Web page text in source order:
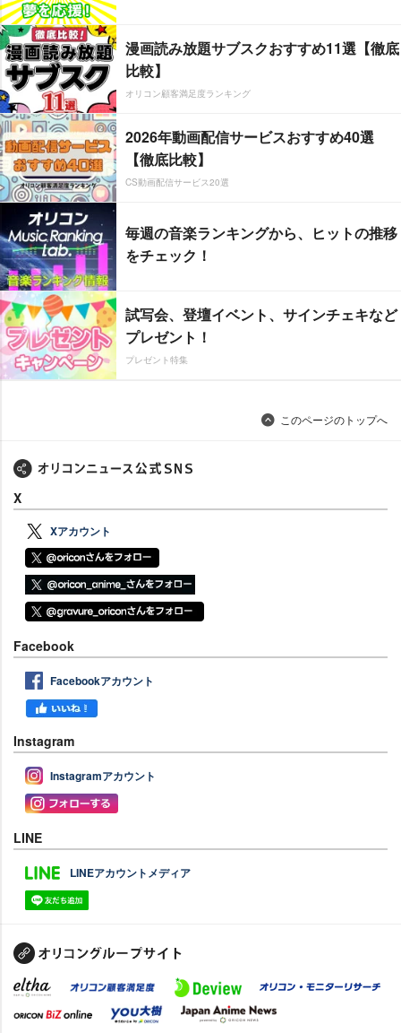
漫画読み放題サブスクおすすめ11選【徹底
比較】
オリコン顧客満足度ランキング
2026年動画配信サービスおすすめ40選
【徹底比較】
CS動画配信サービス20選
毎週の音楽ランキングから、ヒットの推移
をチェック！
試写会、登壇イベント、サインチェキなど
プレゼント！
プレゼント特集
このページのトップへ
X
Xアカウント
Facebook
Facebookアカウント
Instagram
Instagramアカウント
LINE
LINEアカウントメディア